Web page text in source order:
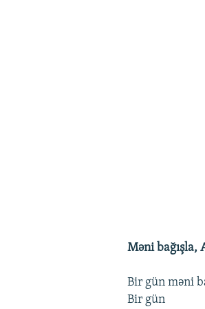
Məni bağışla,
Bir gün məni
Bir gün